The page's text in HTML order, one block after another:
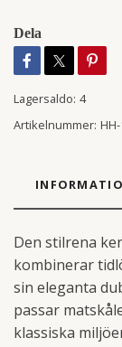
Dela
Lagersaldo: 4
Artikelnummer:
Den stilrena
kombinerar
sin eleganta
passar
klassiska